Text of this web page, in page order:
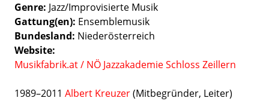
Genre Jazz/Improvisierte Musik
Gattung(en) Ensemblemusik
Bundesland Niederösterreich
Website
Musikfabrik.at / NÖ Jazzakademie Schloss Zeillern
1989–2011 Albert Kreuzer(Mitbegründer, Leiter)